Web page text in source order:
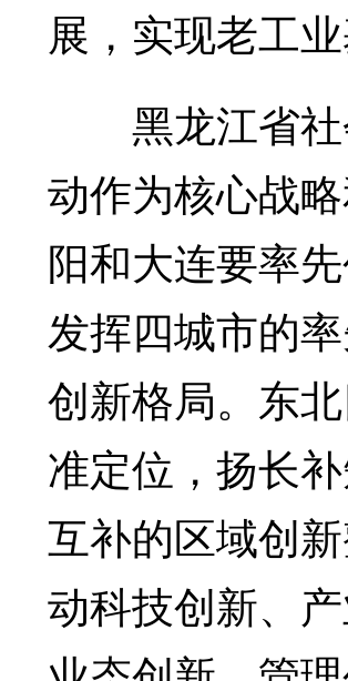
展，实现老工
黑龙江省社
动作为核心战
阳和大连要率
发挥四城市的
创新格局。东
准定位，扬长
互补的区域创
动科技创新、